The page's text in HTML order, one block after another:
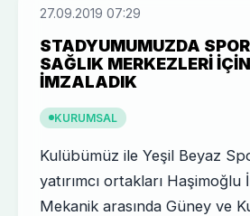
27.09.2019 07:29
STADYUMUMUZDA
SAĞLIK MERKEZLERI
IMZALADIK
KURUMSAL
Kulübümüz ile Yeşil Beyaz
yatırımcı ortakları
Mekanik arasında Güney ve